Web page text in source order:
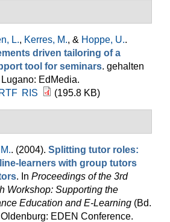
L., Kerres, M., & Hoppe, U..
driven tailoring of a
tool for seminars. gehalten
EdMedia.
RTF RIS (195.8 KB)
. (2004). Splitting tutor roles:
learners with group tutors
. In Proceedings of the 3rd
Workshop: Supporting the
Education and E-Learning (Bd.
EDEN Conference.